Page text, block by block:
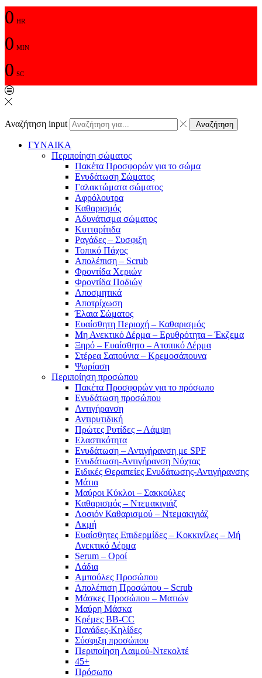
0 HR
0 MIN
0 SC
Αναζήτηση input Αναζήτηση
ΓΥΝΑΙΚΑ
Περιποίηση σώματος
Πακέτα Προσφορών για το σώμα
Ενυδάτωση Σώματος
Γαλακτώματα σώματος
Αφρόλουτρα
Καθαρισμός
Αδυνάτισμα σώματος
Κυτταρίτιδα
Ραγάδες – Συσφιξη
Τοπικό Πάχος
Απολέπιση – Scrub
Φροντίδα Χεριών
Φροντίδα Ποδιών
Αποσμητικά
Αποτρίχωση
Έλαια Σώματος
Ευαίσθητη Περιοχή – Καθαρισμός
Μη Ανεκτικό Δέρμα – Ερυθρότητα – Έκζεμα
Ξηρό – Ευαίσθητο – Ατοπικό Δέρμα
Στέρεα Σαπούνια – Κρεμοσάπουνα
Ψωρίαση
Περιποίηση προσώπου
Πακέτα Προσφορών για το πρόσωπο
Ενυδάτωση προσώπου
Αντιγήρανση
Αντιρυτιδική
Πρώτες Ρυτίδες – Λάμψη
Ελαστικότητα
Ενυδάτωση – Αντιγήρανση με SPF
Ενυδάτωση-Αντιγήρανση Νύχτας
Ειδικές Θεραπείες Ενυδάτωσης-Αντιγήρανσης
Μάτια
Μαύροι Κύκλοι – Σακκούλες
Καθαρισμός – Ντεμακιγιάζ
Λοσιόν Καθαρισμού – Ντεμακιγιάζ
Ακμή
Ευαίσθητες Επιδερμίδες – Κοκκινίλες – Μή
Ανεκτικό Δέρμα
Serum – Οροί
Λάδια
Αμπούλες Προσώπου
Απολέπιση Προσώπου – Scrub
Μάσκες Προσώπου – Ματιών
Μαύρη Μάσκα
Κρέμες BB-CC
Πανάδες-Κηλίδες
Σύσφιξη προσώπου
Περιποίηση Λαιμού-Ντεκολτέ
45+
Πρόσωπο